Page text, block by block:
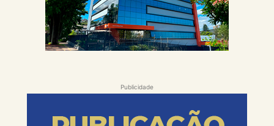
Publicidade